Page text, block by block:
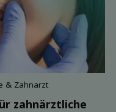
& Zahnarzt
zahnärztliche